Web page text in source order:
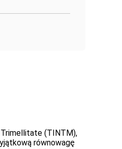
Trimellitate (TINTM),
równowagę